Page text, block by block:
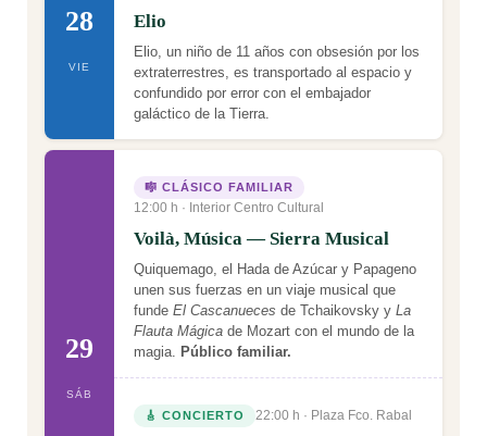
28
VIE
Elio
Elio, un niño de 11 años con obsesión por los
extraterrestres, es transportado al espacio y
confundido por error con el embajador
galáctico de la Tierra.
29
SÁB
🎼 CLÁSICO FAMILIAR
12:00 h · Interior Centro Cultural
Voilà, Música — Sierra Musical
Quiquemago, el Hada de Azúcar y Papageno
unen sus fuerzas en un viaje musical que
funde El Cascanueces de Tchaikovsky y La
Flauta Mágica de Mozart con el mundo de la
magia. Público familiar.
🎸 CONCIERTO 22:00 h · Plaza Fco. Rabal